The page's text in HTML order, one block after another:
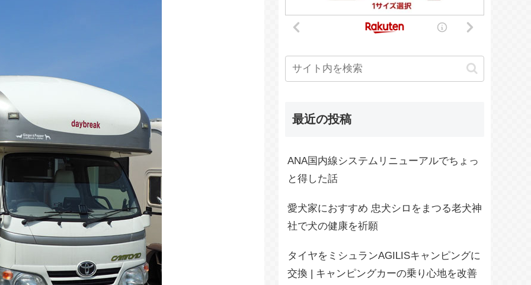
最近の投稿
ANA国内線システムリニューアルでちょっ
と得した話
愛犬家におすすめ 忠犬シロをまつる老犬神
社で犬の健康を祈願
タイヤをミシュランAGILISキャンピングに
交換 | キャンピングカーの乗り心地を改善